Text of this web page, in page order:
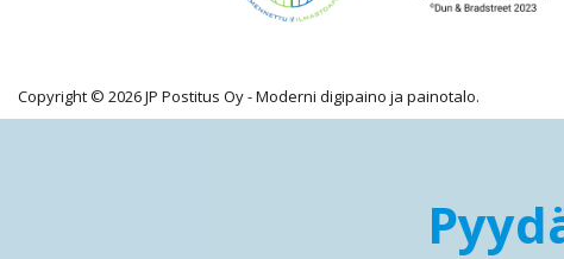
Copyright © 2026 JP Postitus Oy - Moderni digipaino ja painotalo.